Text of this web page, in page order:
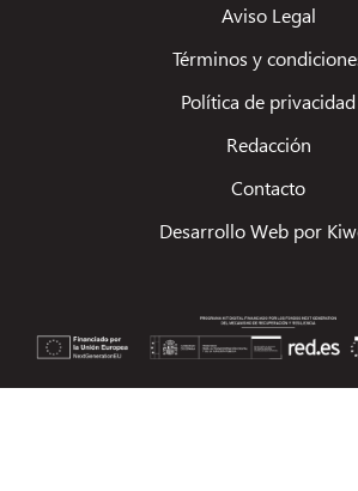
Aviso Legal
Términos y
Política de privacidad
Redacción
Contacto
Desarrollo Web por